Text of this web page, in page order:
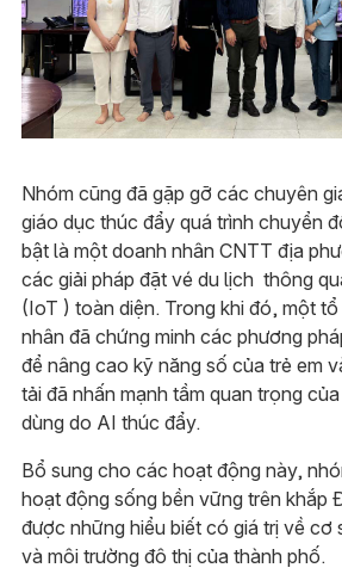
Nhóm cũng đã gặp gỡ các chuyên
giáo dục thúc đẩy quá trình chuyển
bật là một doanh nhân CNTT địa
các giải pháp đặt vé du lịch thông
(IoT ) toàn diện. Trong khi đó, một
nhân đã chứng minh các phương
để nâng cao kỹ năng số của trẻ em
tải đã nhấn mạnh tầm quan trọng
dùng do AI thúc đẩy.
Bổ sung cho các hoạt động này,
hoạt động sống bền vững trên khắp
được những hiểu biết có giá trị về cơ
và môi trường đô thị của thành phố.